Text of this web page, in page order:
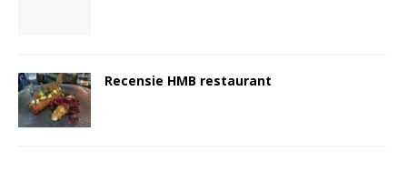
Recensie HMB restaurant